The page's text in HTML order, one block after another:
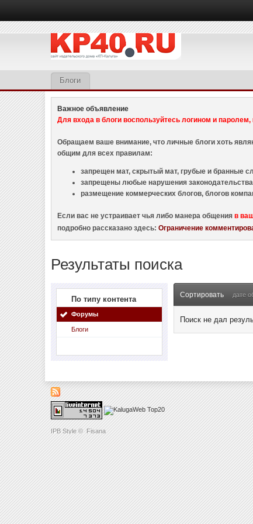
IPB Style © Fisana
Блоги
Важное объявление
Для входа в блоги воспользуйтесь логином и
Обращаем ваше внимание, что личные блоги хоть
общим для всех правилам:
запрещен мат, скрытый мат, грубые и бранные
запрещены любые нарушения
размещение коммерческих блогов, блогов
Если вас не устраивает чья либо манера общенияв
подробно рассказано здесь:Ограничение
Результаты поиска
По типу контента
Форумы
Блоги
Сортировать дате
Поиск не дал